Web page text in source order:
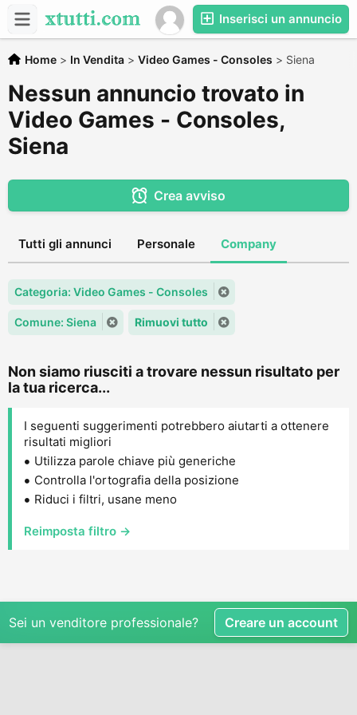
Inserisci un annuncio
Home > In Vendita > Video Games - Consoles > Siena
Nessun annuncio trovato in
Video Games - Consoles,
Siena
Crea avviso
Tutti gli annunci Personale Company
Categoria: Video Games - Consoles
Comune: Siena Rimuovi tutto
Non siamo riusciti a trovare nessun risultato per
la tua ricerca...
I seguenti suggerimenti potrebbero aiutarti a ottenere
risultati migliori
Utilizza parole chiave più generiche
Controlla l'ortografia della posizione
Riduci i filtri, usane meno
Reimposta filtro →
Sei un venditore professionale? Creare un account